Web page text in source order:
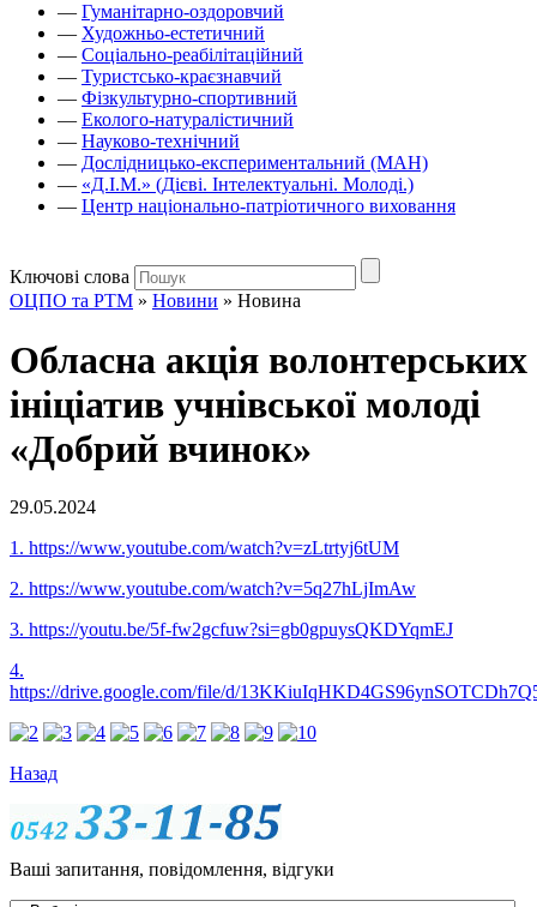
— Гуманітарно-оздоровчий
— Художньо-естетичний
— Соціально-реабілітаційний
— Туристсько-краєзнавчий
— Фізкультурно-спортивний
— Еколого-натуралістичний
— Науково-технічний
— Дослідницько-експериментальний (МАН)
— «Д.І.М.» (Дієві. Інтелектуальні. Молоді.)
— Центр національно-патріотичного виховання
Ключові слова
ОЦПО та РТМ » Новини » Новина
Обласна акція волонтерських
ініціатив учнівської молоді
«Добрий вчинок»
29.05.2024
1. https://www.youtube.com/watch?v=zLtrtyj6tUM
2. https://www.youtube.com/watch?v=5q27hLjImAw
3. https://youtu.be/5f-fw2gcfuw?si=gb0gpuysQKDYqmEJ
4.
https://drive.google.com/file/d/
Назад
Ваші запитання, повідомлення, відгуки